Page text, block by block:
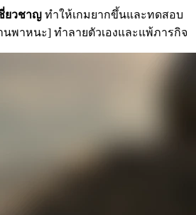
ยวชาญ ทำให้เกมยากขึ้นและทดสอบ
พาหนะ] ทำลายตัวเองและแพ้ภารกิจ